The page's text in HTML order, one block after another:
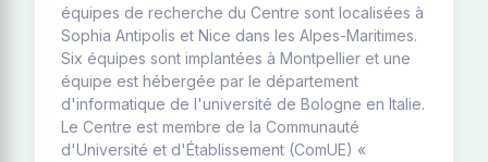
équipes de recherche du Centre sont localisées à
Sophia Antipolis et Nice dans les Alpes-Maritimes.
Six équipes sont implantées à Montpellier et une
équipe est hébergée par le département
d'informatique de l'université de Bologne en Italie.
Le Centre est membre de la Communauté
d'Université et d'Établissement (ComUE) «